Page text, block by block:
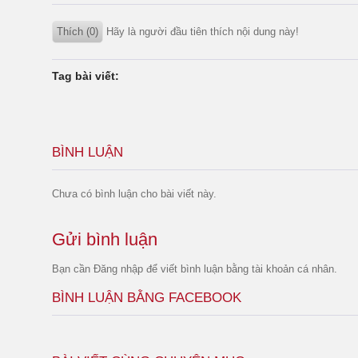
Thích (0) Hãy là người đầu tiên thích nội dung này!
Tag bài viết:
BÌNH LUẬN
Chưa có bình luận cho bài viết này.
Gửi bình luận
Bạn cần Đăng nhập để viết bình luận bằng tài khoản cá nhân.
BÌNH LUẬN BẰNG FACEBOOK